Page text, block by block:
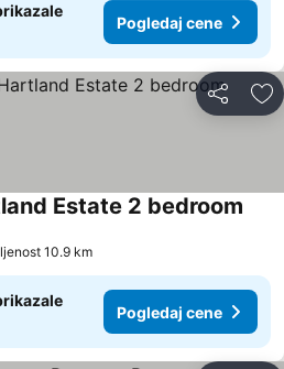
Pogledaj cene
Deli
Estate 2 bedroom
10.9 km
Pogledaj cene